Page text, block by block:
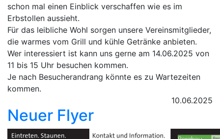
schon mal einen Einblick verschaffen wie es im
Erbstollen aussieht.
Für das leibliche Wohl sorgen unsere Vereinsmitglieder,
die warmes vom Grill und kühle Getränke anbieten.
Wer interessiert ist kann uns gerne am 14.06.2025 von
11 bis 15 Uhr besuchen kommen.
Je nach Besucherandrang könnte es zu Wartezeiten
kommen.
10.06.2025
Neuer Flyer